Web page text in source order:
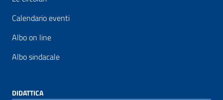
Calendario eventi
Albo on line
Albo sindacale
DIDATTICA